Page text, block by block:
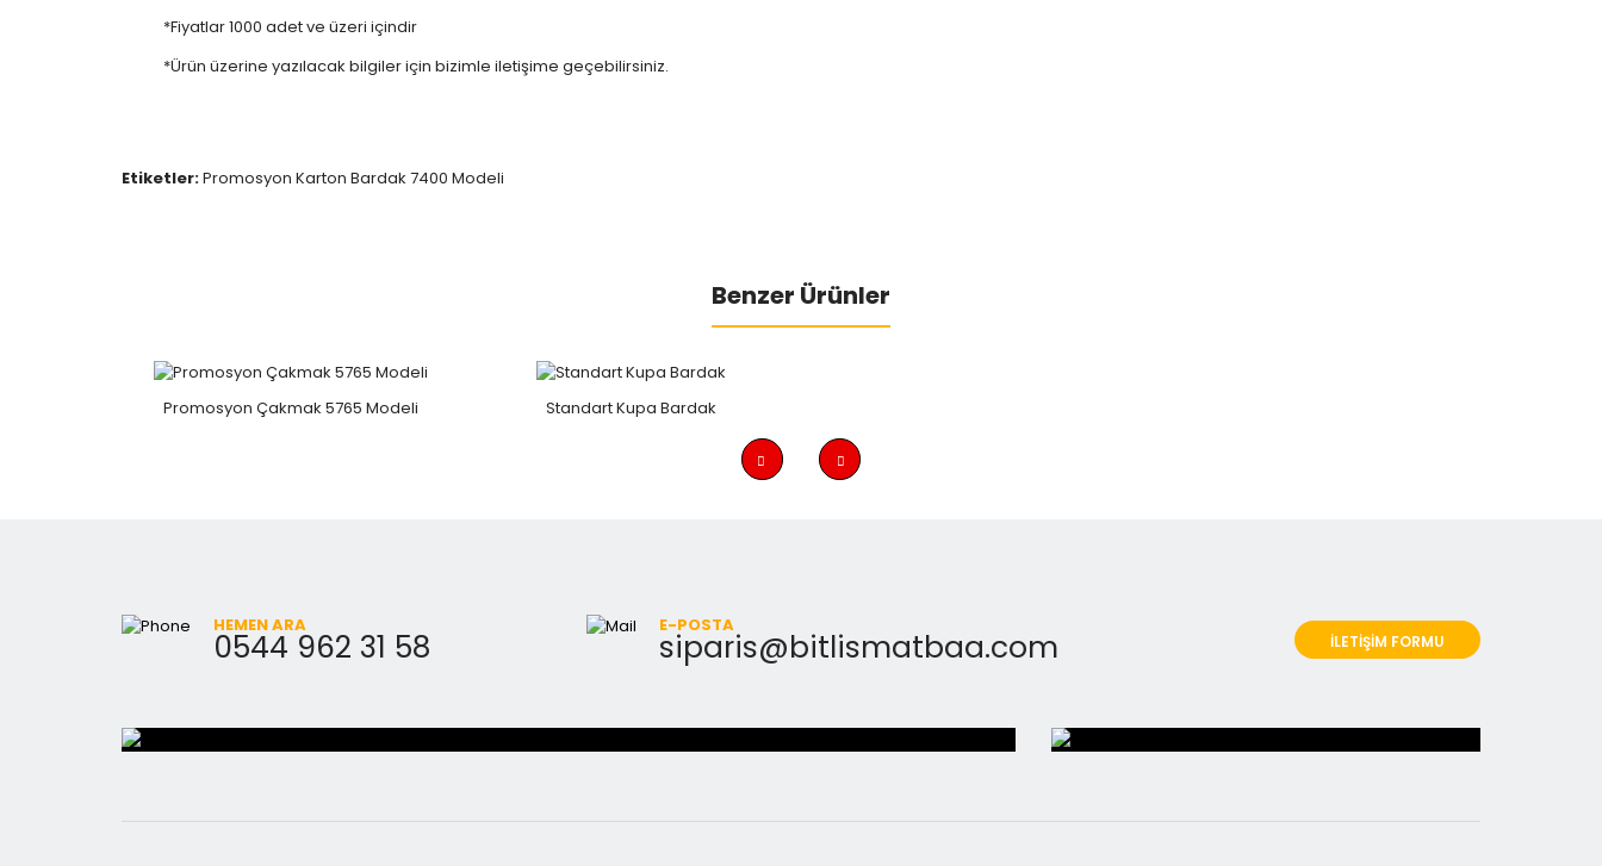
*Fiyatlar 1000 adet ve üzeri içindir
*Ürün üzerine yazılacak bilgiler için bizimle iletişime geçebilirsiniz.
Etiketler:Promosyon Karton Bardak 7400 Modeli
Benzer Ürünler
Promosyon Çakmak 5765 Modeli Standart Kupa Bardak
HEMEN ARA
0544 962 31 58
E-POSTA
siparis@bitlismatbaa.com İLETİŞİM FORMU